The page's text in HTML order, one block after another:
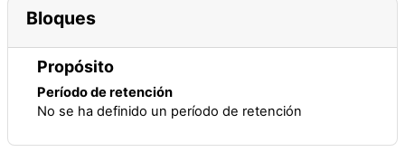
Bloques
Propósito
Período de retención
No se ha definido un período de retención